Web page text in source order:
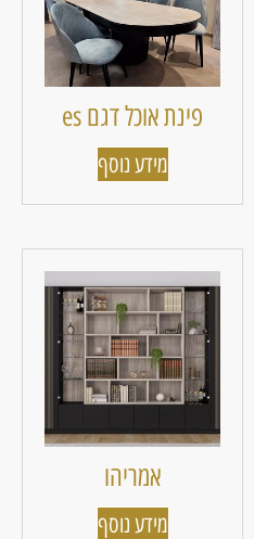
פינת אוכל דגם es
מידע נוסף
אמריהו
מידע נוסף